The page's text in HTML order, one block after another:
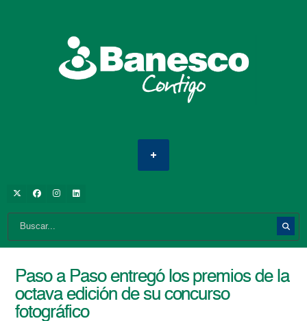
Paso a Paso entregó los premios de la
octava edición de su concurso
fotográfico